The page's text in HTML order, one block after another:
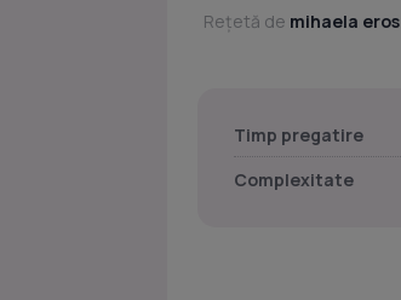
Rețetă de mihaela eros
Timp pregatire
Complexitate